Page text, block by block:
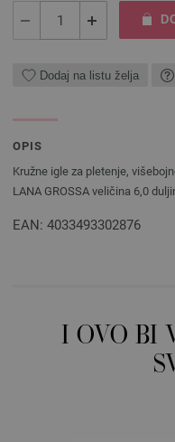
Dodaj na listu želja
OPIS
Kružne igle za pletenje,
LANA GROSSA veličina 6,0
EAN: 4033493302876
I OVO BI